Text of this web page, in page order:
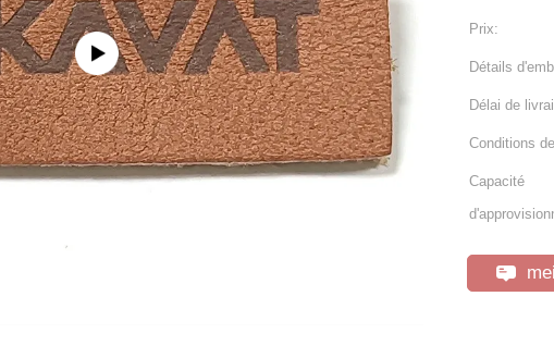
Prix:
Détails
Délai de
Conditions
Capacité